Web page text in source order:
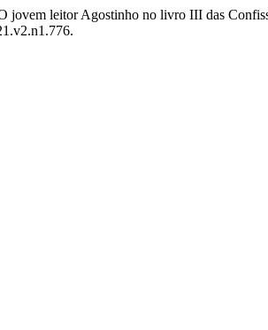
jovem leitor Agostinho no livro III das